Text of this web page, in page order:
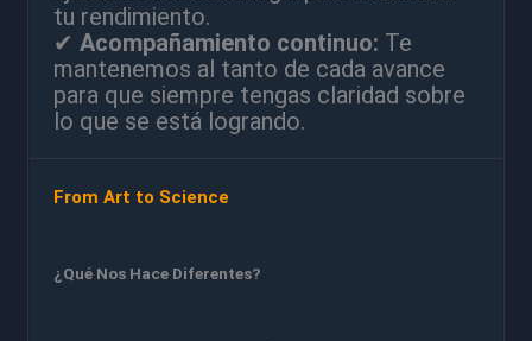
tu rendimiento.
✔ Acompañamiento continuo: Te
mantenemos al tanto de cada avance
para que siempre tengas claridad sobre
lo que se está logrando.
From Art to Science
¿Qué Nos Hace Diferentes?